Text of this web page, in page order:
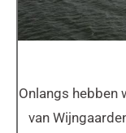
Onlangs hebben
van